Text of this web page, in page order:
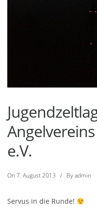
e.V.
On 7. August 2013 / Byadmin
Servus in die Runde!